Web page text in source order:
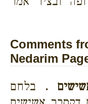
Comments
Nedarim
. בלחם